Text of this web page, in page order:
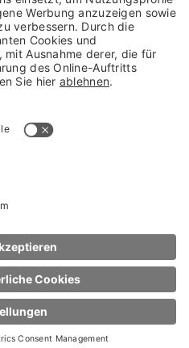
2010
der Verbundgruppe beauty alliance
OBEN